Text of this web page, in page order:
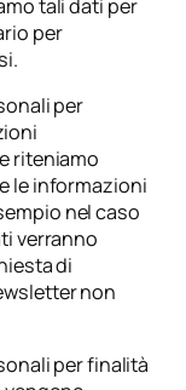
tali dati per
per
per
riteniamo
le informazioni
nel caso
verranno
di
non
per finalità